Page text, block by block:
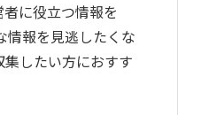
に役立つ情報を
情報を見逃したくな
したい方におすす